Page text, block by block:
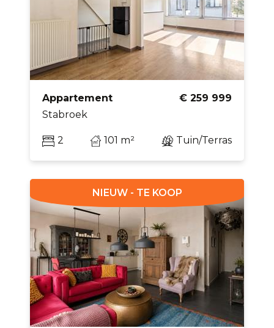
Appartement
€ 259 999
Stabroek
2 101 m² Tuin/Terras
NIEUW - TE KOOP